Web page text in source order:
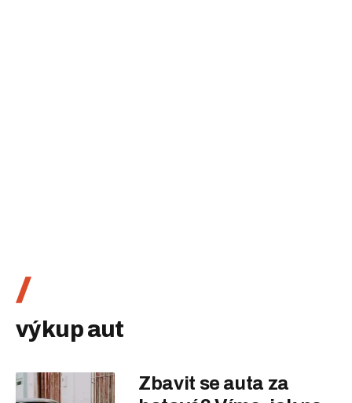
výkup aut
Zbavit se auta za